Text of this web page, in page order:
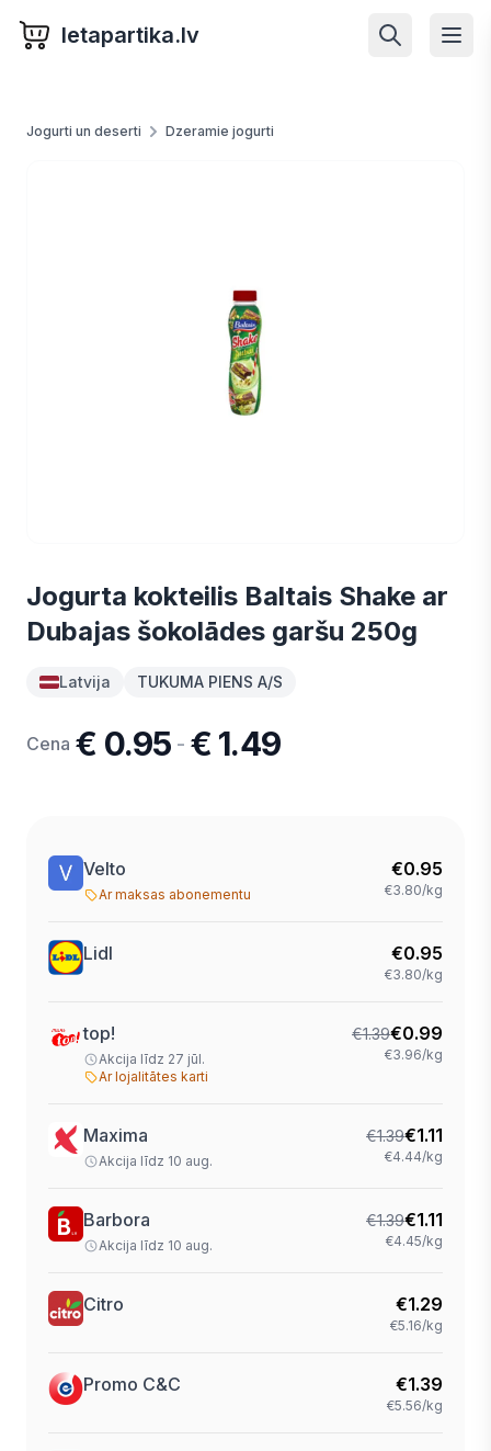
letapartika.lv
Jogurti un deserti Dzeramie jogurti
Jogurta kokteilis Baltais Shake ar
Dubajas šokolādes garšu 250g
Latvija TUKUMA PIENS A/S
Cena € 0.95 - € 1.49
Velto
Ar maksas abonementu
€0.95
€3.80/kg
Lidl €0.95
€3.80/kg
top!
Akcija līdz 27 jūl.
Ar lojalitātes karti
€1.39€0.99
€3.96/kg
Maxima
Akcija līdz 10 aug.
€1.39€1.11
€4.44/kg
Barbora
Akcija līdz 10 aug.
€1.39€1.11
€4.45/kg
Citro €1.29
€5.16/kg
Promo C&C €1.39
€5.56/kg